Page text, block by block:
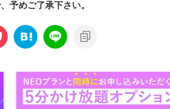
予めご了承下さい。